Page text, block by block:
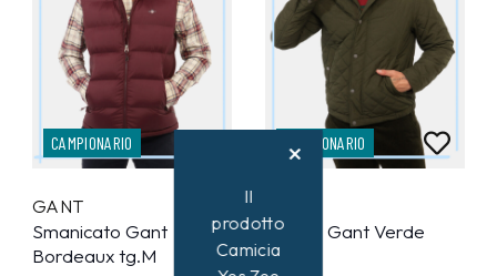
CAMPIONARIO
GANT
Smanicato Gant
Bordeaux tg.M
CAMPIONARIO
Giacca Gant Verde
tg.M
Il
prodotto
Camicia